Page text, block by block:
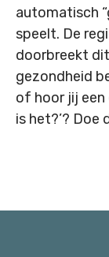
automatisch
speelt. De
doorbreekt
gezondheid
of hoor jij een
is het?’? Doe